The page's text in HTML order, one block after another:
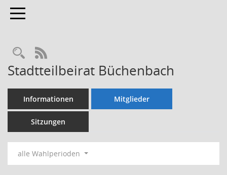
Toggle navigation
Rechercheauswahl
RSS-Feed
Stadtteilbeirat Büchenbach
Informationen Mitglieder
Sitzungen
alle Wahlperioden